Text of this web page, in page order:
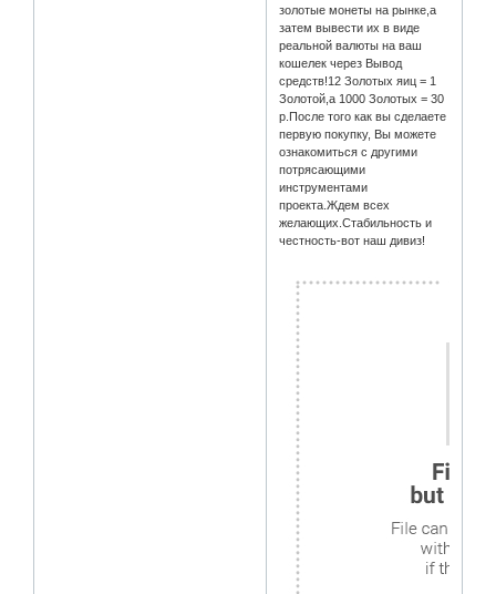
золотые монеты на рынке,а
затем вывести их в виде
реальной валюты на ваш
кошелек через Вывод
средств!12 Золотых яиц = 1
Золотой,а 1000 Золотых = 30
р.После того как вы сделаете
первую покупку, Вы можете
ознакомиться с другими
потрясающими
инструментами
проекта.Ждем всех
желающих.Стабильность и
честность-вот наш дивиз!